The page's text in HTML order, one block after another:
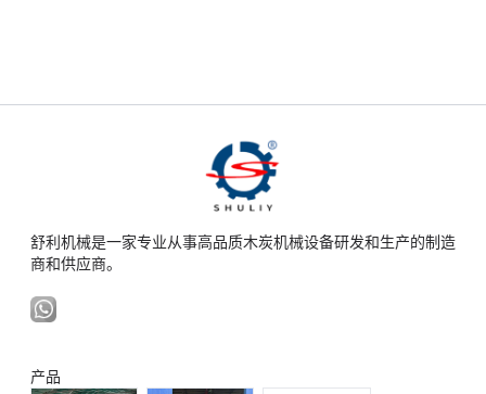
舒利机械是一家专业从事高品质木炭机械设备研发和生产的制造
商和供应商。
产品